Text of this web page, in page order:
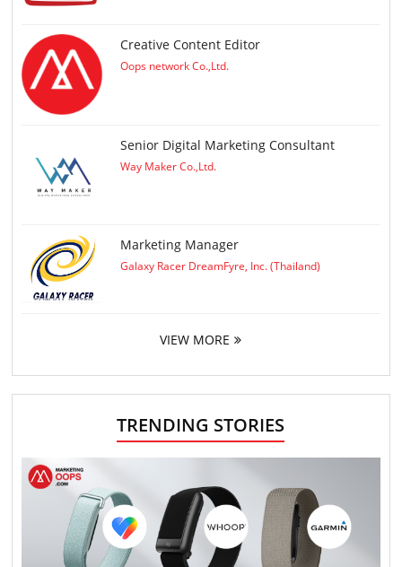
Creative Content Editor
Oops network Co.,Ltd.
Senior Digital Marketing Consultant
Way Maker Co.,Ltd.
Marketing Manager
Galaxy Racer DreamFyre, Inc. (Thailand)
VIEW MORE
TRENDING STORIES